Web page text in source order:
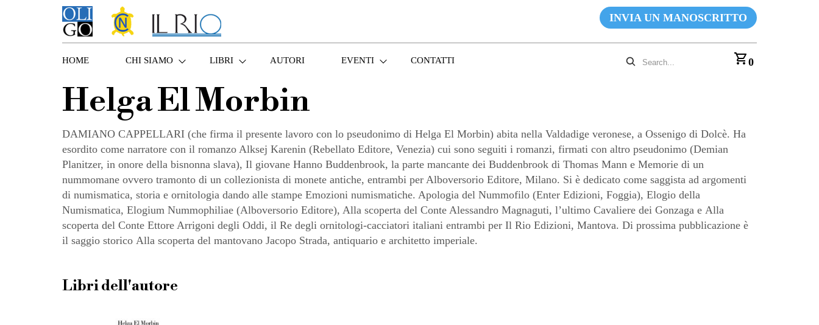
INVIA UN MANOSCRITTO
HOME CHI SIAMO LIBRI AUTORI EVENTI CONTATTI 0
Helga El Morbin
DAMIANO CAPPELLARI (che firma il presente lavoro con lo pseudonimo di Helga El Morbin) abita nella Valdadige veronese, a Ossenigo di Dolcè. Ha
esordito come narratore con il romanzo Alksej Karenin (Rebellato Editore, Venezia) cui sono seguiti i romanzi, firmati con altro pseudonimo (Demian
Planitzer, in onore della bisnonna slava), Il giovane Hanno Buddenbrook, la parte mancante dei Buddenbrook di Thomas Mann e Memorie di un
nummomane ovvero tramonto di un collezionista di monete antiche, entrambi per Alboversorio Editore, Milano. Si è dedicato come saggista ad argomenti
di numismatica, storia e ornitologia dando alle stampe Emozioni numismatiche. Apologia del Nummofilo (Enter Edizioni, Foggia), Elogio della
Numismatica, Elogium Nummophiliae (Alboversorio Editore), Alla scoperta del Conte Alessandro Magnaguti, l’ultimo Cavaliere dei Gonzaga e Alla
scoperta del Conte Ettore Arrigoni degli Oddi, il Re degli ornitologi-cacciatori italiani entrambi per Il Rio Edizioni, Mantova. Di prossima pubblicazione è
il saggio storico Alla scoperta del mantovano Jacopo Strada, antiquario e architetto imperiale.
Libri dell'autore